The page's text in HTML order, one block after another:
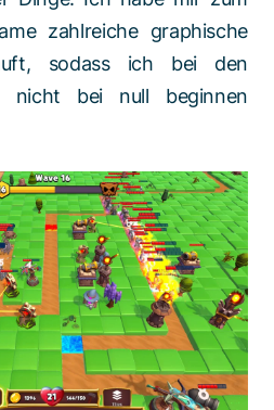
zahlreiche graphische
sodass ich bei den
nicht bei null beginnen